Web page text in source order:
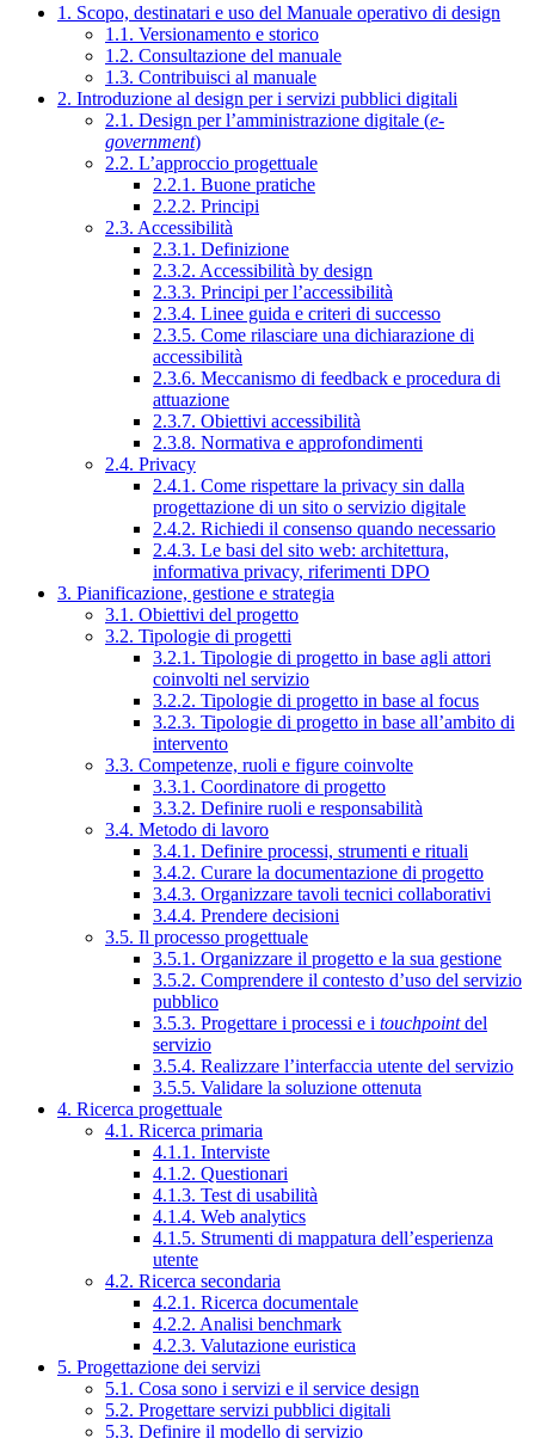
1. Scopo, destinatari e uso del Manuale operativo di design
1.1. Versionamento e storico
1.2. Consultazione del manuale
1.3. Contribuisci al manuale
2. Introduzione al design per i servizi pubblici digitali
2.1. Design per l’amministrazione digitale (e-
government)
2.2. L’approccio progettuale
2.2.1. Buone pratiche
2.2.2. Principi
2.3. Accessibilità
2.3.1. Definizione
2.3.2. Accessibilità by design
2.3.3. Principi per l’accessibilità
2.3.4. Linee guida e criteri di successo
2.3.5. Come rilasciare una dichiarazione di
accessibilità
2.3.6. Meccanismo di feedback e procedura di
attuazione
2.3.7. Obiettivi accessibilità
2.3.8. Normativa e approfondimenti
2.4. Privacy
2.4.1. Come rispettare la privacy sin dalla
progettazione di un sito o servizio digitale
2.4.2. Richiedi il consenso quando necessario
2.4.3. Le basi del sito web: architettura,
informativa privacy, riferimenti DPO
3. Pianificazione, gestione e strategia
3.1. Obiettivi del progetto
3.2. Tipologie di progetti
3.2.1. Tipologie di progetto in base agli attori
coinvolti nel servizio
3.2.2. Tipologie di progetto in base al focus
3.2.3. Tipologie di progetto in base all’ambito di
intervento
3.3. Competenze, ruoli e figure coinvolte
3.3.1. Coordinatore di progetto
3.3.2. Definire ruoli e responsabilità
3.4. Metodo di lavoro
3.4.1. Definire processi, strumenti e rituali
3.4.2. Curare la documentazione di progetto
3.4.3. Organizzare tavoli tecnici collaborativi
3.4.4. Prendere decisioni
3.5. Il processo progettuale
3.5.1. Organizzare il progetto e la sua gestione
3.5.2. Comprendere il contesto d’uso del servizio
pubblico
3.5.3. Progettare i processi e i touchpointdel
servizio
3.5.4. Realizzare l’interfaccia utente del servizio
3.5.5. Validare la soluzione ottenuta
4. Ricerca progettuale
4.1. Ricerca primaria
4.1.1. Interviste
4.1.2. Questionari
4.1.3. Test di usabilità
4.1.4. Web analytics
4.1.5. Strumenti di mappatura dell’esperienza
utente
4.2. Ricerca secondaria
4.2.1. Ricerca documentale
4.2.2. Analisi benchmark
4.2.3. Valutazione euristica
5. Progettazione dei servizi
5.1. Cosa sono i servizi e il service design
5.2. Progettare servizi pubblici digitali
5.3. Definire il modello di servizio